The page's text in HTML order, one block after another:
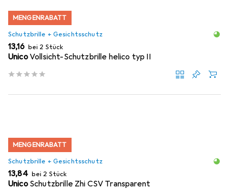
MENGENRABATT
Schutzbrille + Gesichtsschutz
EUR
13,16 bei 2 Stück
UnicoVollsicht-Schutzbrille helico typ II
MENGENRABATT
Schutzbrille + Gesichtsschutz
EUR
13,84 bei 2 Stück
Unico Schutzbrille Zhi CSV Transparent